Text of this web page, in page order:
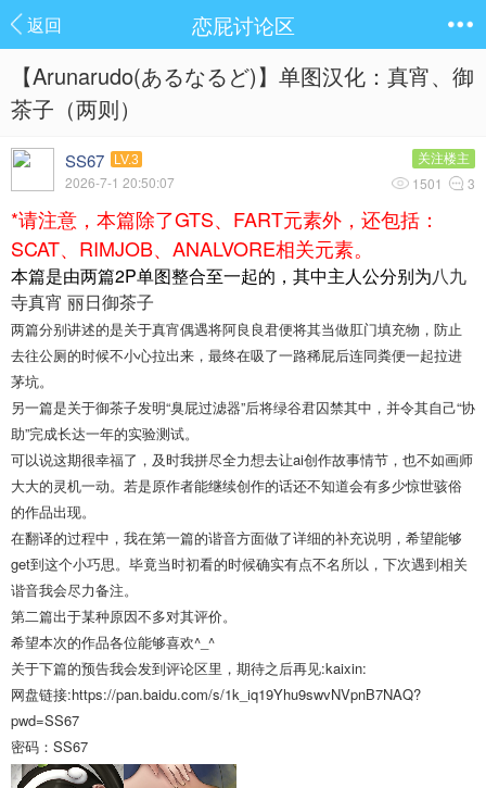
返回 恋屁讨论区
【Arunarudo(あるなるど)】单图汉化：真宵、御
茶子（两则）
SS67 LV.3
2026-7-1 20:50:07
关注楼主
1501 3
*请注意，本篇除了GTS、FART元素外，还包括：
SCAT、RIMJOB、ANALVORE相关元素。
本篇是由两篇2P单图整合至一起的，其中主人公分别为八九
寺真宵 丽日御茶子
两篇分别讲述的是关于真宵偶遇将阿良良君便将其当做肛门填充物，防止
去往公厕的时候不小心拉出来，最终在吸了一路稀屁后连同粪便一起拉进
茅坑。
另一篇是关于御茶子发明“臭屁过滤器”后将绿谷君囚禁其中，并令其自己“协
助”完成长达一年的实验测试。
可以说这期很幸福了，及时我拼尽全力想去让ai创作故事情节，也不如画师
大大的灵机一动。若是原作者能继续创作的话还不知道会有多少惊世骇俗
的作品出现。
在翻译的过程中，我在第一篇的谐音方面做了详细的补充说明，希望能够
get到这个小巧思。毕竟当时初看的时候确实有点不名所以，下次遇到相关
谐音我会尽力备注。
第二篇出于某种原因不多对其评价。
希望本次的作品各位能够喜欢^_^
关于下篇的预告我会发到评论区里，期待之后再见:kaixin:
网盘链接:https://pan.baidu.com/s/1k_iq19Yhu9swvNVpnB7NAQ?
pwd=SS67
密码：SS67